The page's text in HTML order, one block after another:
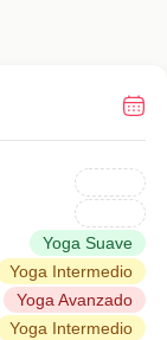
Yoga Suave
Yoga Intermedio
Yoga Avanzado
Yoga Intermedio